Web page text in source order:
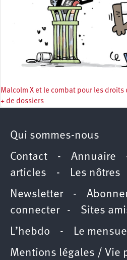
Malcolm X et le combat pour les droits
+ de dossiers
Qui sommes-nous
Contact - Annuaire
articles - Les nôtres
Newsletter-
connecter- Sites
L’hebdo - Le
Mentions légales / Vie